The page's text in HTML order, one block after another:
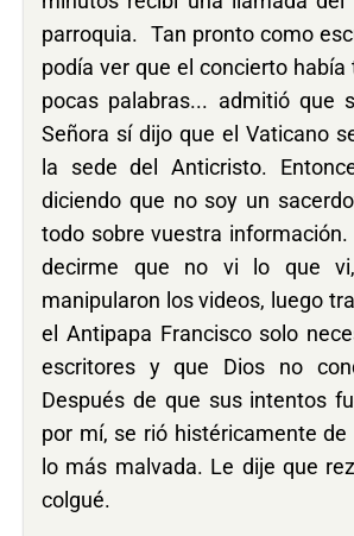
parroquia. Tan pronto como
podía ver que el concierto
pocas palabras... admitió que
Señora sí dijo que el Vaticano
la sede del Anticristo.
diciendo que no soy un
todo sobre vuestra
decirme que no vi lo que
manipularon los videos, luego
el Antipapa Francisco solo
escritores y que Dios no
Después de que sus intentos
por mí, se rió histéricamente
lo más malvada. Le dije que
colgué.